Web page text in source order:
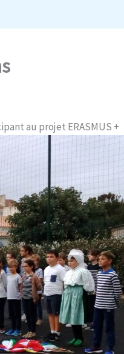
au projet ERASMUS +